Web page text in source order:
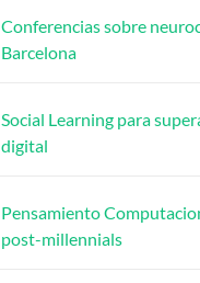
Conferencias sobre
Barcelona
Social Learning para
digital
Pensamiento
post-millennials